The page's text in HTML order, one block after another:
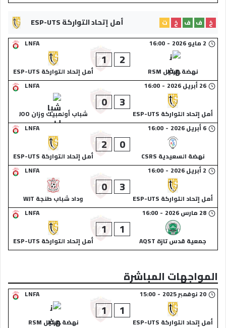
أمل إتحاد التواركة ESP-UTS خ ف ف خ
ت
LNFA
2 مايو 2026 -
16:00
نهضة مرتيل RSM
2
1
أمل إتحاد التواركة ESP-UTS
LNFA
26 أبريل 2026 -
16:00
أمل إتحاد التواركة ESP-UTS
3
0
شباب أولمبيك وزان JOO
LNFA
6 أبريل 2026 -
16:00
نهضة السعيدية CSRS
0
2
أمل إتحاد التواركة ESP-UTS
LNFA
2 أبريل 2026 -
16:00
أمل إتحاد التواركة ESP-UTS
3
0
وداد شباب طنجة WJT
LNFA
28 مارس 2026 -
16:00
جمعية قدس تازة AQST
1
1
أمل إتحاد التواركة ESP-UTS
المواجهات المباشرة
LNFA 20 نوفمبر 2025 -
15:00
أمل إتحاد التواركة ESP-UTS
1
1
نهضة مرتيل RSM